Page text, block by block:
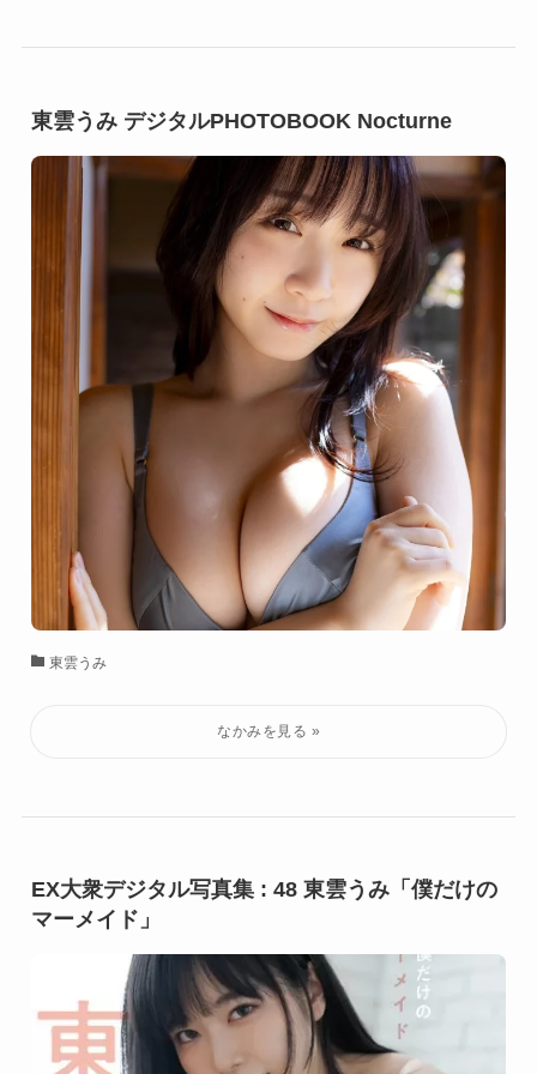
東雲うみ デジタルPHOTOBOOK Nocturne
東雲うみ
EX大衆デジタル写真集 : 48 東雲うみ「僕だけの
マーメイド」